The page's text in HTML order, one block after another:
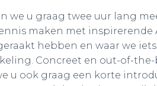
we u graag twee uur lang
maken met
hebben en waar we
Concreet en out-of-the-
u ook graag een korte